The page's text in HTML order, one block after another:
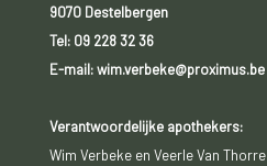
9070 Destelbergen
Tel: 09 228 32 36
E-mail: wim.verbeke@proximus.be
Verantwoordelijke apothekers:
Wim Verbeke en Veerle Van Thorre